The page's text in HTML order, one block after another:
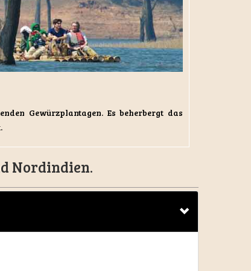
Gewürzplantagen. Es beherbergt das
Nordindien.